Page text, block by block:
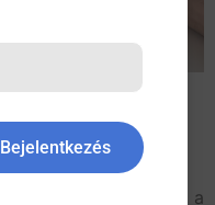
a populáció
65 napon
helyzetek
a betét és a tampon
ismert módszer, a
Bejelentkezés